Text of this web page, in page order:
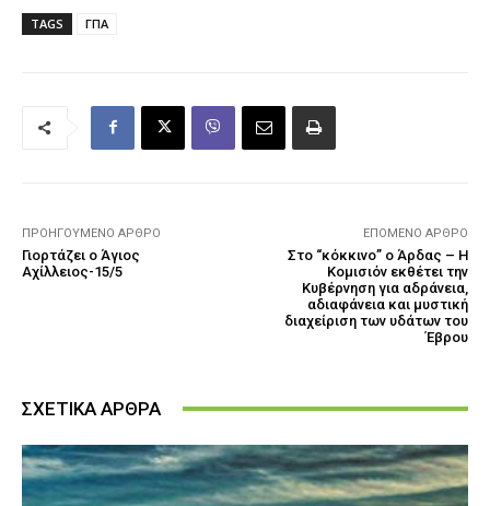
TAGS ΓΠΑ
ΠΡΟΗΓΟΎΜΕΝΟ ΆΡΘΡΟ
Γιορτάζει ο Άγιος
Αχίλλειος-15/5
ΕΠΌΜΕΝΟ ΆΡΘΡΟ
Στο “κόκκινο” ο Άρδας – Η
Κομισιόν εκθέτει την
Κυβέρνηση για αδράνεια,
αδιαφάνεια και μυστική
διαχείριση των υδάτων του
Έβρου
ΣΧΕΤΙΚΑ ΑΡΘΡΑ